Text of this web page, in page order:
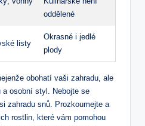
oddělené
listy
Okrasné i jedlé
plody
obohatí vaši‍ zahradu, ale
osobní styl. Nebojte se
zahradu snů.‍ Prozkoumejte a
rostlin, které vám pomohou